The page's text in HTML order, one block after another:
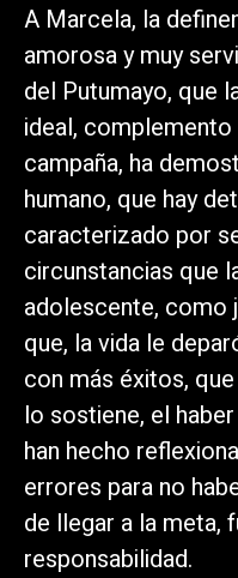
A Marcela, la
amorosa y muy
del Putumayo, que
ideal,
campaña, ha
humano, que hay
caracterizado por
circunstancias que
adolescente, como
que, la vida le
con más éxitos,
lo sostiene, el
han hecho
errores para no
de llegar a la meta,
responsabilidad.